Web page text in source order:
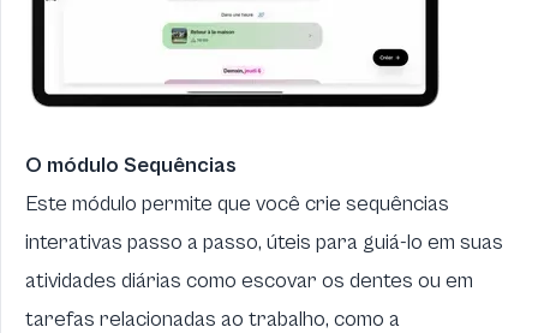
O módulo Sequências
Este módulo permite que você crie sequências
interativas passo a passo, úteis para guiá-lo em suas
atividades diárias como escovar os dentes ou em
tarefas relacionadas ao trabalho, como a